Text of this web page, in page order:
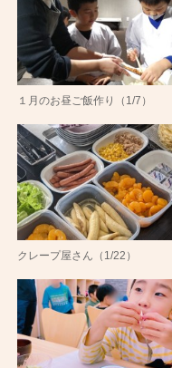
１月のお昼ご飯作り（1/7）
クレープ屋さん（1/22）